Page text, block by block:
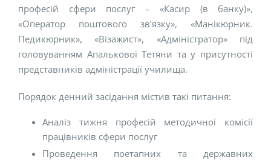
професій сфери послуг – «Касир (в банку)»,
«Оператор поштового зв’язку», «Манікюрник.
Педикюрник», «Візажист», «Адміністратор» під
головуванням Апалькової Тетяни та у присутності
представників адміністрації училища.
Порядок денний засідання містив такі питання:
Аналіз тижня професій методичної комісії
працівників сфери послуг
Проведення поетапних та державних